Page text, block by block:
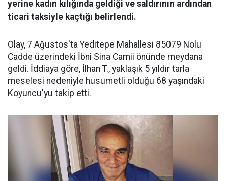
yerine kadın kılığında geldiği ve saldırının ardından
ticari taksiyle kaçtığı belirlendi.
Olay, 7 Ağustos'ta Yeditepe Mahallesi 85079 Nolu
Cadde üzerindeki İbni Sina Camii önünde meydana
geldi. İddiaya göre, İlhan T., yaklaşık 5 yıldır tarla
meselesi nedeniyle husumetli olduğu 68 yaşındaki
Koyuncu'yu takip etti.